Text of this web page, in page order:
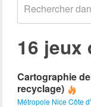
16 jeux
Cartographie
recyclage)
Métropole Nice Côte